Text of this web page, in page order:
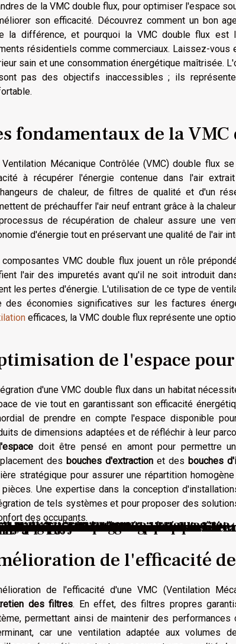
de la VMC double flux, pour optimiser l'espace
son efficacité. Découvrez comment un bon
la différence, et pourquoi la VMC double flux est
résidentiels comme commerciaux. Laissez-
sain et une consommation énergétique maîtrisée.
pas des objectifs inaccessibles ; ils
fondamentaux de la
Ventilation Mécanique Contrôlée (VMC) double flux
à récupérer l'énergie contenue dans l'air
de chaleur, de filtres de qualité et d'un
de préchauffer l'air neuf entrant grâce à la
de récupération de chaleur assure une
d'énergie tout en préservant une qualité de l'air
composantes VMC double flux jouent un rôle
l'air des impuretés avant qu'il ne soit introduit
les pertes d'énergie. L'utilisation de ce type de
des économies significatives sur les factures
efficaces, la VMC double flux représente une
de l'espace
d'une VMC double flux dans un habitat
de vie tout en garantissant son efficacité
de prendre en compte l'espace disponible
de dimensions adaptées et de réfléchir à leur
doit être pensé en amont pour permettre
des bouches d'extractionet des bouches
stratégique pour assurer une répartition
Une expertise dans la conception
de tels systèmes et pour proposer des
des occupants.
de l'efficacité
de l'efficacité d'une VMC (Ventilation
des filtres. En effet, des filtres propres
permettant ainsi de maintenir des performances
car une ventilation adaptée aux
partenaire de vie
gagner un étage avec une
l’âme d’un immeuble
nos jardins de demain ?
pour votre toiture ?
à Narbonne ? Voici le top 3 !
: les critères pour bien choisir
avec des astuces simples ?
idéal d'une borne
rénovation ou extension ?
jardin urbain ?
occasion ?
douche italienne ?
de jardin écologique ?
elles l'industrie du
stratégies et astuces
transformer votre espace de vie ?
: Stratégies clés
transformer votre mode de vie ?
de toiture ?
œuvre au Havre ?
augmenter la sécurité de votre
chaque saison ?
de rénovation ?
votre projet de construction ?